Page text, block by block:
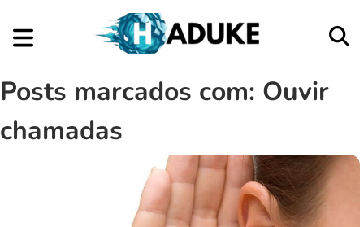
Posts marcados com: Ouvir
chamadas